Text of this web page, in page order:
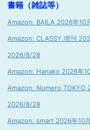
書籍（雑誌等）
Amazon: BAILA 2026年10
Amazon: CLASSY.増刊
2026/8/28
Amazon: Hanako 2026年
Amazon: Numero TOKYO
2026/8/28
Amazon: smart 2026年10